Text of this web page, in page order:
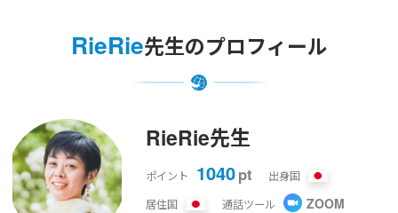
RieRie先生のプロフィール
RieRie先生
ポイント 1040pt
出身国
居住国
通話ツール ZOOM